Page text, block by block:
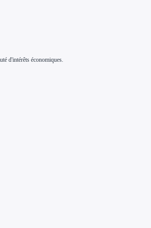
d'intérêts économiques.